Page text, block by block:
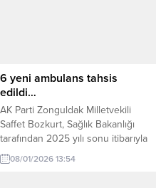
6 yeni ambulans tahsis
edildi…
AK Parti Zonguldak Milletvekili
Saffet Bozkurt, Sağlık Bakanlığı
tarafından 2025 yılı sonu itibarıyla
Zonguldak İl Sağlık Müdürlüğü’ne 6
yeni ambulans tahsis edildiğini
08/01/2026 13:54